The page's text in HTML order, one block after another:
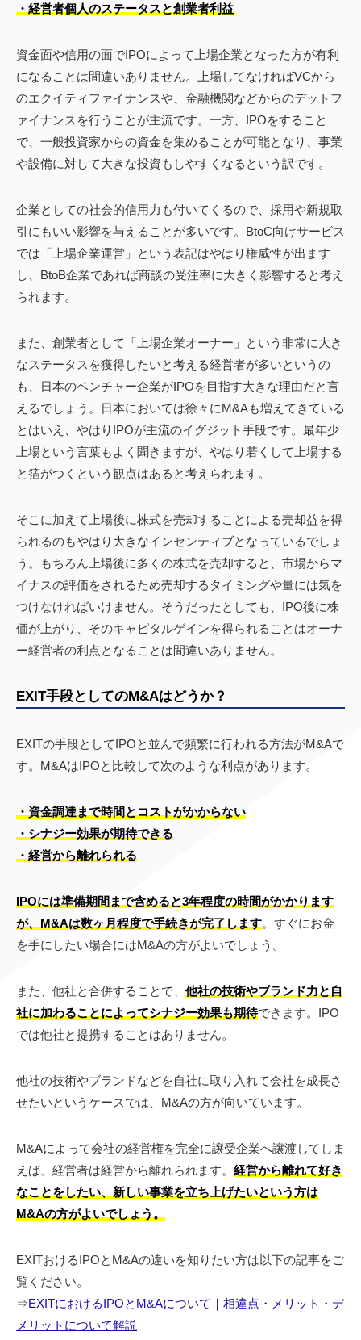
・経営者個人のステータスと創業者利益
資金面や信用の面でIPOによって上場企業となった方が有利
になることは間違いありません。上場してなければVCから
のエクイティファイナンスや、金融機関などからのデットフ
ァイナンスを行うことが主流です。一方、IPOをすること
で、一般投資家からの資金を集めることが可能となり、事業
や設備に対して大きな投資もしやすくなるという訳です。
企業としての社会的信用力も付いてくるので、採用や新規取
引にもいい影響を与えることが多いです。BtoC向けサービス
では「上場企業運営」という表記はやはり権威性が出ます
し、BtoB企業であれば商談の受注率に大きく影響すると考え
られます。
また、創業者として「上場企業オーナー」という非常に大き
なステータスを獲得したいと考える経営者が多いというの
も、日本のベンチャー企業がIPOを目指す大きな理由だと言
えるでしょう。日本においては徐々にM&Aも増えてきている
とはいえ、やはりIPOが主流のイグジット手段です。最年少
上場という言葉もよく聞きますが、やはり若くして上場する
と箔がつくという観点はあると考えられます。
そこに加えて上場後に株式を売却することによる売却益を得
られるのもやはり大きなインセンティブとなっているでしょ
う。もちろん上場後に多くの株式を売却すると、市場からマ
イナスの評価をされるため売却するタイミングや量には気を
つけなければいけません。そうだったとしても、IPO後に株
価が上がり、そのキャピタルゲインを得られることはオーナ
ー経営者の利点となることは間違いありません。
EXIT手段としてのM&Aはどうか？
EXITの手段としてIPOと並んで頻繁に行われる方法がM&Aで
す。M&AはIPOと比較して次のような利点があります。
・資金調達まで時間とコストがかからない
・シナジー効果が期待できる
・経営から離れられる
IPOには準備期間まで含めると3年程度の時間がかかります
が、M&Aは数ヶ月程度で手続きが完了します。すぐにお金
を手にしたい場合にはM&Aの方がよいでしょう。
また、他社と合併することで、 他社の技術やブランド力と自
社に加わることによってシナジー効果も期待できます。IPO
では他社と提携することはありません。
他社の技術やブランドなどを自社に取り入れて会社を成長さ
せたいというケースでは、M&Aの方が向いています。
M&Aによって会社の経営権を完全に譲受企業へ譲渡してしま
えば、経営者は経営から離れられます。 経営から離れて好き
なことをしたい、新しい事業を立ち上げたいという方は
M&Aの方がよいでしょう。
EXITおけるIPOとM&Aの違いを知りたい方は以下の記事をご
覧ください。
⇒EXITにおけるIPOとM&Aについて｜相違点・メリット・デ
メリットについて解説